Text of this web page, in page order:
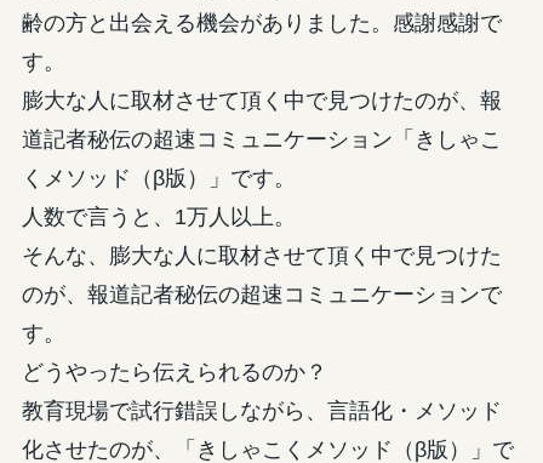
齢の方と出会える機会がありました。感謝感謝で
す。
膨大な人に取材させて頂く中で見つけたのが、報
道記者秘伝の超速コミュニケーション「きしゃこ
くメソッド（β版）」です。
人数で言うと、1万人以上。
そんな、膨大な人に取材させて頂く中で見つけた
のが、報道記者秘伝の超速コミュニケーションで
す。
どうやったら伝えられるのか？
教育現場で試行錯誤しながら、言語化・メソッド
化させたのが、「きしゃこくメソッド（β版）」で